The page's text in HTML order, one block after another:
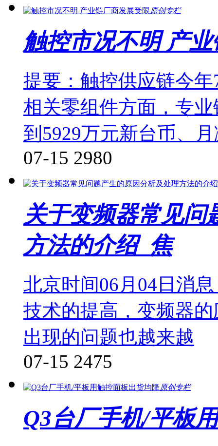
原创专栏
触控市况不明 产
提要：触控供应链今
相关零组件方面，专
到5929万元新台币、
07-15 2980
关于变频器常见问
方法的介绍_焦
北京时间06月04日消
技术的提高，变频器
出现的问题也越来越
07-15 2475
原创专栏
Q3台厂手机/平板